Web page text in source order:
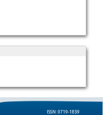
ISSN: 0719-1839